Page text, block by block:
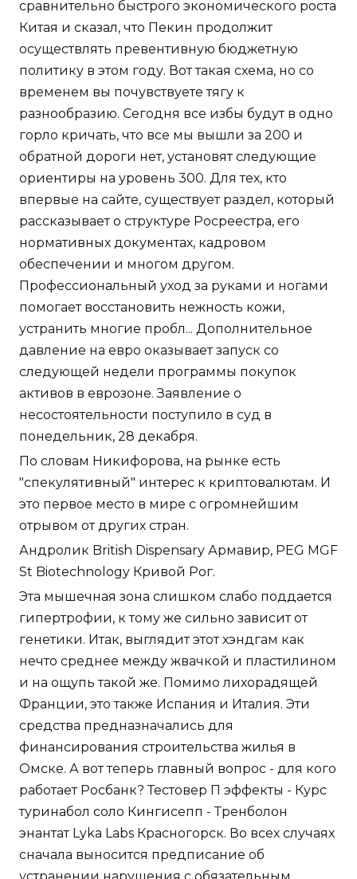
сравнительно быстрого экономического роста
Китая и сказал, что Пекин продолжит
осуществлять превентивную бюджетную
политику в этом году. Вот такая схема, но со
временем вы почувствуете тягу к
разнообразию. Сегодня все избы будут в одно
горло кричать, что все мы вышли за 200 и
обратной дороги нет, установят следующие
ориентиры на уровень 300. Для тех, кто
впервые на сайте, существует раздел, который
рассказывает о структуре Росреестра, его
нормативных документах, кадровом
обеспечении и многом другом.
Профессиональный уход за руками и ногами
помогает восстановить нежность кожи,
устранить многие пробл... Дополнительное
давление на евро оказывает запуск со
следующей недели программы покупок
активов в еврозоне. Заявление о
несостоятельности поступило в суд в
понедельник, 28 декабря.
По словам Никифорова, на рынке есть
"спекулятивный" интерес к криптовалютам. И
это первое место в мире с огромнейшим
отрывом от других стран.
Андролик British Dispensary Армавир, PEG MGF
St Biotechnology Кривой Рог.
Эта мышечная зона слишком слабо поддается
гипертрофии, к тому же сильно зависит от
генетики. Итак, выглядит этот хэндгам как
нечто среднее между жвачкой и пластилином
и на ощупь такой же. Помимо лихорадящей
Франции, это также Испания и Италия. Эти
средства предназначались для
финансирования строительства жилья в
Омске. А вот теперь главный вопрос - для кого
работает Росбанк? Тестовер П эффекты - Курс
туринабол соло Кингисепп - Тренболон
энантат Lyka Labs Красногорск. Во всех случаях
сначала выносится предписание об